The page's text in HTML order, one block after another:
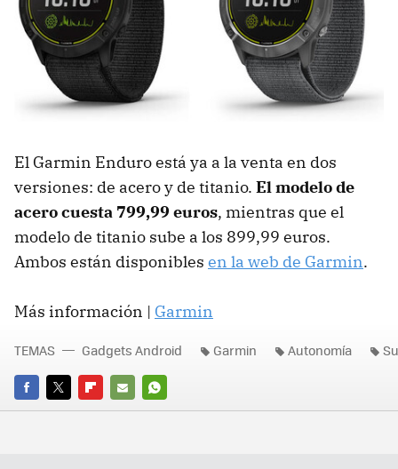
El Garmin Enduro está ya a la venta en dos
versiones: de acero y de titanio. El modelo de
acero cuesta 799,99 euros, mientras que el
modelo de titanio sube a los 899,99 euros.
Ambos están disponibles en la web de Garmin.
Más información | Garmin
FACEBOOK
TWITTERFLIPBOARD
E-
WHATSAPP
TEMAS Gadgets Android Garmin Autonomía